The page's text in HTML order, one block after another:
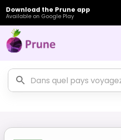
Download the Prune app
Available on Google Play